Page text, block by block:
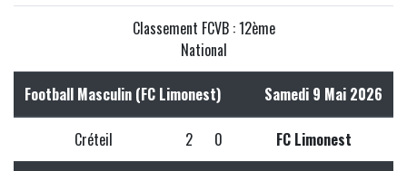
Classement FCVB : 12ème
National
Football Masculin (FC Limonest) Samedi 9 Mai 2026
Créteil 2 0 FC Limonest